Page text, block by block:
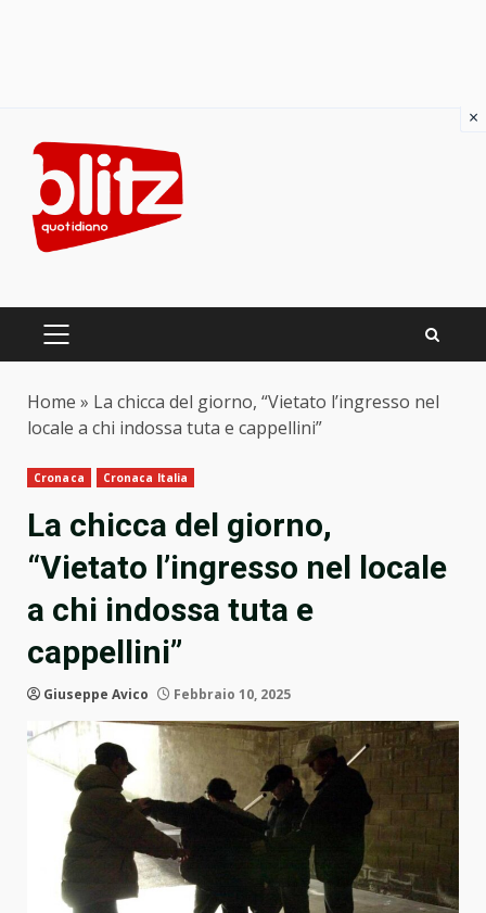
content
PRIMARY
Home » La chicca del giorno, “Vietato l’ingresso nel
locale a chi indossa tuta e cappellini”
Cronaca Cronaca Italia
La chicca del giorno,
“Vietato l’ingresso nel locale
a chi indossa tuta e
cappellini”
Giuseppe Avico Febbraio 10, 2025
×